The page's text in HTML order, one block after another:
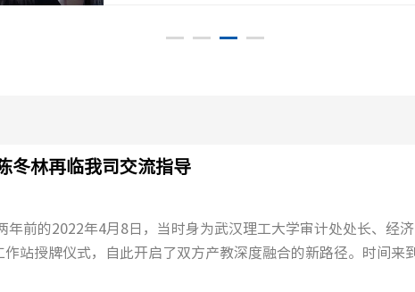
冬林再临我司交流指导
站授牌仪式，自此开启了双方产教深度融合的新路径。时间来